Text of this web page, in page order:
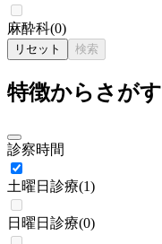
麻酔科(0)
リセット 検索
特徴からさがす
診察時間
土曜日診療(1)
日曜日診療(0)